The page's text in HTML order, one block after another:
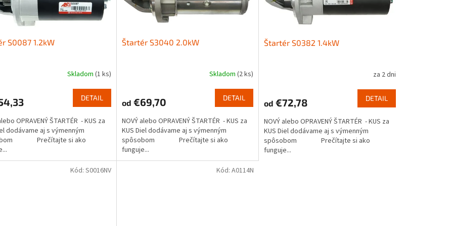
S0087 1.2kW
Skladom (1 ks)
DETAIL
OPRAVENÝ ŠTARTÉR - KUS za
dodávame aj s výmenným
Prečítajte si ako
Štartér S3040 2.0kW
Skladom (2 ks)
od €69,70 DETAIL
NOVÝ alebo OPRAVENÝ ŠTARTÉR - KUS za
KUS Diel dodávame aj s výmenným
spôsobom Prečítajte si ako
funguje...
Štartér S0382 1.4kW
za 2 dni
od €72,78 DETAIL
NOVÝ alebo OPRAVENÝ ŠTARTÉR - KUS za
KUS Diel dodávame aj s výmenným
spôsobom Prečítajte si ako
funguje...
Kód: S0016NV Kód: A0114N